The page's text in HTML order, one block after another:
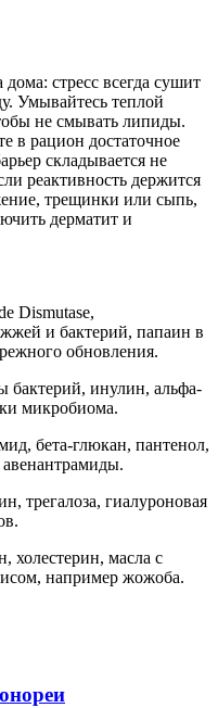
стресс всегда сушит
Умывайтесь теплой
не смывать липиды.
в рацион достаточное
складывается не
реактивность держится
трещинки или сыпь,
дерматит и
Dismutase,
и бактерий, папаин в
обновления.
бактерий, инулин, альфа-
микробиома.
бета-глюкан, пантенол,
трегалоза, гиалуроновая
масла с
например жожоба.